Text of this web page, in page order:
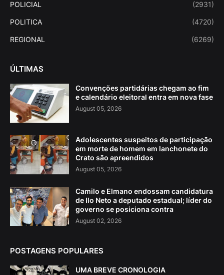
POLICIAL (2931)
POLITICA (4720)
REGIONAL (6269)
ÚLTIMAS
Convenções partidárias chegam ao fim
e calendário eleitoral entra em nova fase
August 05, 2026
Adolescentes suspeitos de participação
em morte de homem em lanchonete do
Crato são apreendidos
August 05, 2026
Camilo e Elmano endossam candidatura
de Ilo Neto a deputado estadual; líder do
governo se posiciona contra
August 02, 2026
POSTAGENS POPULARES
UMA BREVE CRONOLOGIA